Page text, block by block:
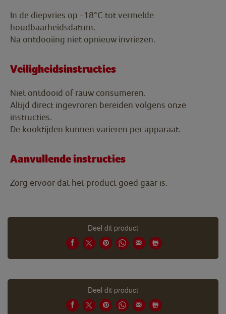
In de diepvries op -18°C tot vermelde
houdbaarheidsdatum.
Na ontdooiing niet opnieuw invriezen.
Veiligheidsinstructies
Niet ontdooid of rauw consumeren.
Altijd direct ingevroren bereiden volgens onze
instructies.
De kooktijden kunnen variëren per apparaat.
Aanvullende instructies
Zorg ervoor dat het product goed gaar is.
Deel dit product
Deel dit product